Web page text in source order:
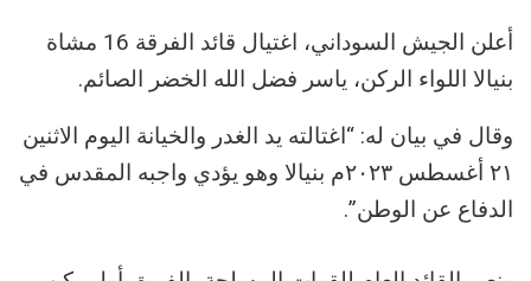
أعلن الجيش السوداني، اغتيال قائد الفرقة 16 مشاة
بنيالا اللواء الركن، ياسر فضل الله الخضر الصائم.
وقال في بيان له: “اغتالته يد الغدر والخيانة اليوم الاثنين
٢١ أغسطس ٢٠٢٣م بنيالا وهو يؤدي واجبه المقدس في
الدفاع عن الوطن”.